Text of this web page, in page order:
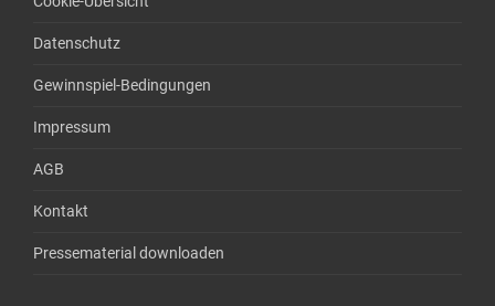
Datenschutz
Gewinnspiel-Bedingungen
Impressum
AGB
Kontakt
Pressematerial downloaden